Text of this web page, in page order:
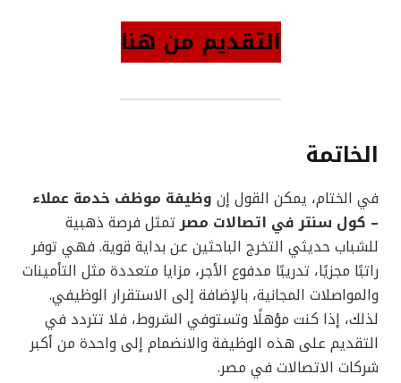
التقديم من هنا
الخاتمة
في الختام، يمكن القول إن وظيفة موظف خدمة عملاء
– كول سنتر في اتصالات مصرتمثل فرصة ذهبية
للشباب حديثي التخرج الباحثين عن بداية قوية. فهي توفر
راتبًا مجزيًا، تدريبًا مدفوع الأجر، مزايا متعددة مثل التأمينات
والمواصلات المجانية، بالإضافة إلى الاستقرار الوظيفي.
لذلك، إذا كنت مؤهلًا وتستوفي الشروط، فلا تتردد في
التقديم على هذه الوظيفة والانضمام إلى واحدة من أكبر
شركات الاتصالات في مصر.